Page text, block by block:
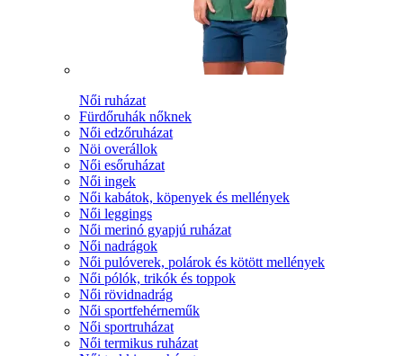
Női ruházat
Fürdőruhák nőknek
Női edzőruházat
Nöi overállok
Női esőruházat
Női ingek
Női kabátok, köpenyek és mellények
Női leggings
Női merinó gyapjú ruházat
Női nadrágok
Női pulóverek, polárok és kötött mellények
Női pólók, trikók és toppok
Női rövidnadrág
Női sportfehérneműk
Női sportruházat
Női termikus ruházat